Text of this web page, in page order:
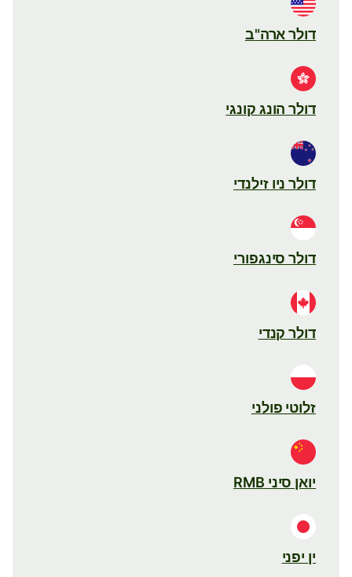
דולר ארה"ב
דולר הונג קונגי
דולר ניו זילנדי
דולר סינגפורי
דולר קנדי
זלוטי פולני
יואן סיני RMB
ין יפני